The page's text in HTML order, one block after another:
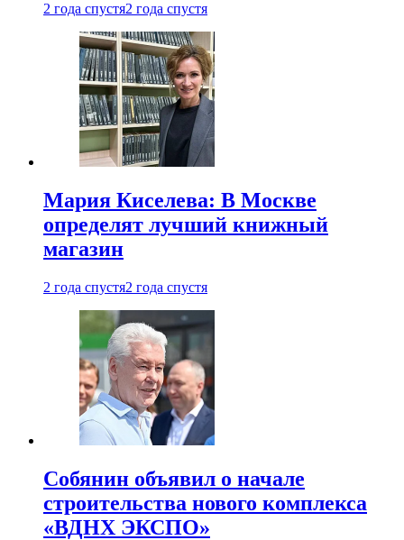
2 года спустя2 года спустя
Мария Киселева: В Москве
определят лучший книжный
магазин
2 года спустя2 года спустя
Собянин объявил о начале
строительства нового комплекса
«ВДНХ ЭКСПО»